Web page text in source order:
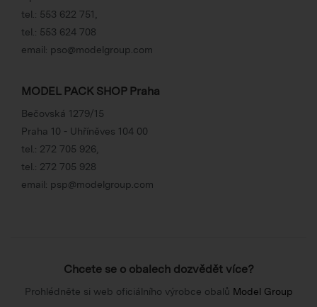
tel.: 553 622 751
tel.: 553 624 708
email: pso@modelgroup.com
MODEL PACK SHOP Praha
Bečovská 1279/15
Praha 10 - Uhříněves 104 00
tel.: 272 705 926
tel.: 272 705 928
email: psp@modelgroup.com
Chcete se o obalech dozvědět více?
Prohlédněte si web oficiálního výrobce obalů Model Group